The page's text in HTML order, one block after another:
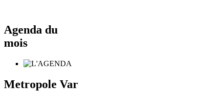
Agenda du
mois
Metropole Var